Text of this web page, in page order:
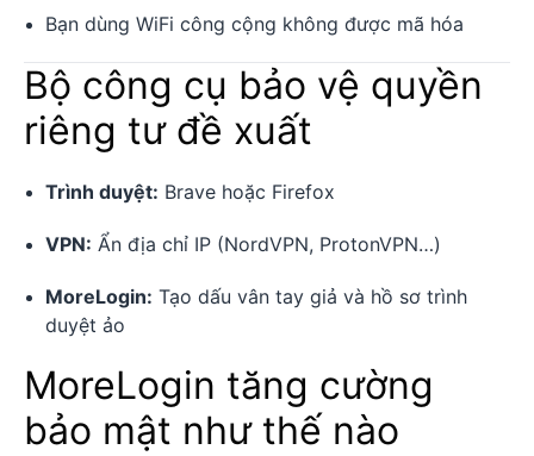
Bạn dùng WiFi công cộng không được mã hóa
Bộ công cụ bảo vệ quyền
riêng tư đề xuất
Trình duyệt: Brave hoặc Firefox
VPN: Ẩn địa chỉ IP (NordVPN, ProtonVPN…)
MoreLogin: Tạo dấu vân tay giả và hồ sơ trình
duyệt ảo
MoreLogin tăng cường
bảo mật như thế nào